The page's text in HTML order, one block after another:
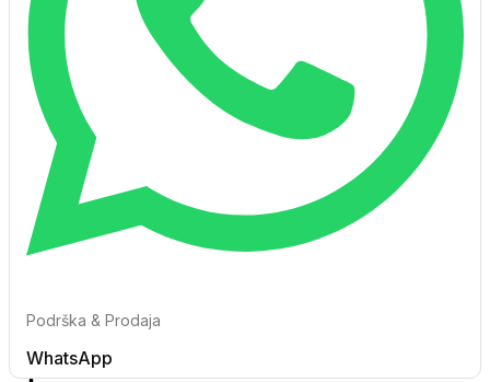
Podrška & Prodaja
WhatsApp